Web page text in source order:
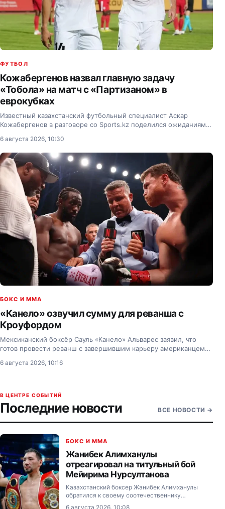
ФУТБОЛ
Кожабергенов назвал главную задачу
«Тобола» на матч с «Партизаном» в
еврокубках
Известный казахстанский футбольный специалист Аскар
Кожабергенов в разговоре со Sports.kz поделился ожиданиями
Конференций между сербским «Партизаном» и…
6 августа 2026, 10:30
БОКС И MMA
«Канело» озвучил сумму для реванша с
Кроуфордом
Мексиканский боксёр Сауль «Канело» Альварес заявил, что
готов провести реванш с завершившим карьеру американцем
6 августа 2026, 10:16
В ЦЕНТРЕ СОБЫТИЙ
Последние новости ВСЕ НОВОСТИ →
БОКС И MMA
Жанибек Алимханулы
отреагировал на титульный бой
Мейирима Нурсултанова
Казахстанский боксер Жанибек Алимханулы
обратился к своему соотечественнику
Мейириму Нурсултанову, который официально
6 августа 2026, 10:08